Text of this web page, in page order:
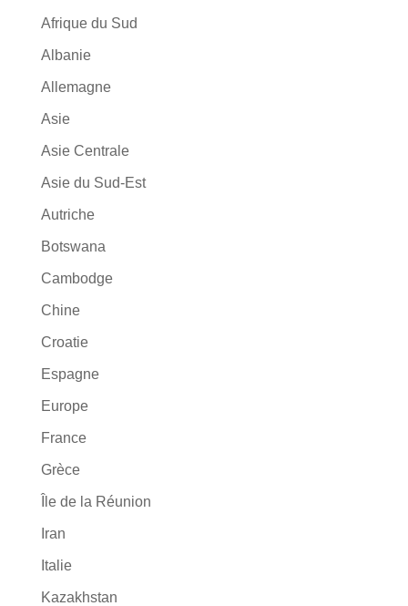
Afrique du Sud
Albanie
Allemagne
Asie
Asie Centrale
Asie du Sud-Est
Autriche
Botswana
Cambodge
Chine
Croatie
Espagne
Europe
France
Grèce
Île de la Réunion
Iran
Italie
Kazakhstan